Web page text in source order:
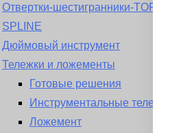
Отвертки-шестигранники-TORX-
SPLINE
Дюймовый инструмент
Тележки и ложементы
Готовые решения
Инструментальные тележки
Ложемент